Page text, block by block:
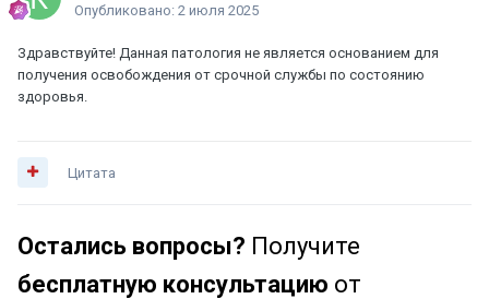
Опубликовано: 2 июля 2025
Здравствуйте! Данная патология не является основанием для
получения освобождения от срочной службы по состоянию
здоровья.
Цитата
Остались вопросы? Получите
бесплатную консультацию от